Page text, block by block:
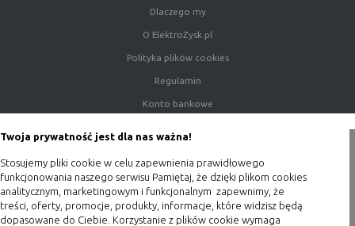
Twoja prywatność jest dla nas ważna!
Stosujemy pliki cookie w celu zapewnienia prawidłowego
funkcjonowania naszego serwisu Pamiętaj, że dzięki plikom cookies
analitycznym, marketingowym i funkcjonalnym zapewnimy, że
treści, oferty, promocje, produkty, informacje, które widzisz będą
dopasowane do Ciebie. Korzystanie z plików cookie wymaga
Dlaczego my
O ElektroZysk.pl
Polityka plików cookies
Regulamin
Konto bankowe
Blog
Zakupy